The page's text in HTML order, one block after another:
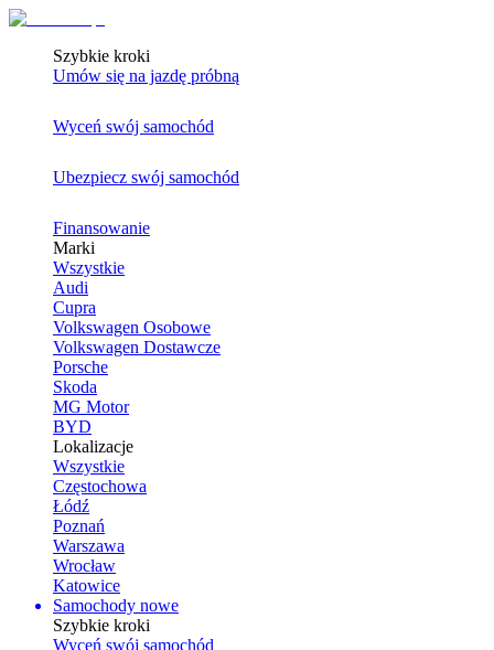
Szybkie kroki
Umów się na jazdę próbną
Wyceń swój samochód
Ubezpiecz swój samochód
Finansowanie
Marki
Wszystkie
Audi
Cupra
Volkswagen Osobowe
Volkswagen Dostawcze
Porsche
Skoda
MG Motor
BYD
Lokalizacje
Wszystkie
Częstochowa
Łódź
Poznań
Warszawa
Wrocław
Katowice
Samochody nowe
Szybkie kroki
Wyceń swój samochód